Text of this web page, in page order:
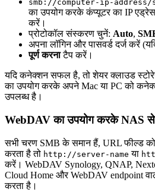
smb://computer-ip-address/
का उपयोग करके कंप्यूटर का IP
करें।
प्रोटोकॉल संस्करण चुनें: Auto,
अपना लॉगिन और पासवर्ड दर्ज करें
पूर्ण करनाटैप करें।
यदि कनेक्शन सफल है, तो शेयर क्लाउड
का उपयोग करके अपने Mac या PC को
उपलब्ध है।
WebDAV का उपयोग करके NAS
सभी चरण SMB के समान हैं, URL फील्ड को
करता है तो http://server-name या
करें। WebDAV Synology, QNAP,
Cloud Home और WebDAV endpoint
करता है।